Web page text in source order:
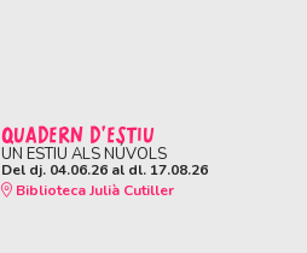
QUADERN D'ESTIU
UN ESTIU ALS NÚVOLS
Del dj. 04.06.26al dl. 17.08.26
Biblioteca Julià Cutiller